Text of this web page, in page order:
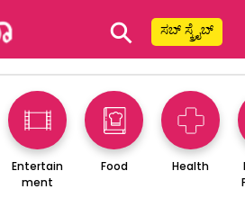
⚲ ಸಬ್ ಸ್ಕ್ರೈಬ್
Entertain
ment
Food Health